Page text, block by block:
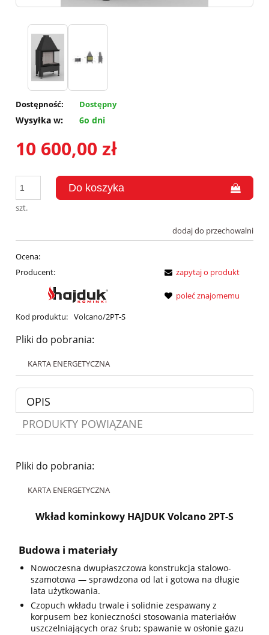
Dostępność: Dostępny
Wysyłka w: 6o dni
10 600,00 zł
szt.
dodaj do przechowalni
Ocena:
Producent:
Kod produktu: Volcano/2PT-S
Pliki do pobrania:
KARTA ENERGETYCZNA
zapytaj o produkt
poleć znajomemu
OPIS
PRODUKTY POWIĄZANE
Pliki do pobrania:
KARTA ENERGETYCZNA
Wkład kominkowy HAJDUK Volcano 2PT-S
Budowa i materiały
Nowoczesna dwupłaszczowa konstrukcja stalowo-
szamotowa — sprawdzona od lat i gotowa na długie
lata użytkowania.
Czopuch wkładu trwale i solidnie zespawany z
korpusem bez konieczności stosowania materiałów
uszczelniających oraz śrub; spawanie w osłonie gazu